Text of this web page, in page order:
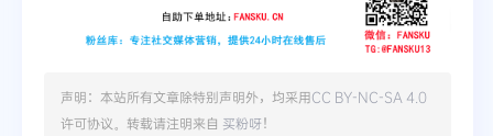
声明：本站所有文章除特别声明外，均采用CC BY-NC-SA 4.0
许可协议。转载请注明来自 买粉呀！